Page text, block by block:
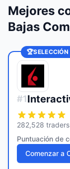
Mejores
Bajas
🏆
#1
282,528
Puntuación de
Comenzar a